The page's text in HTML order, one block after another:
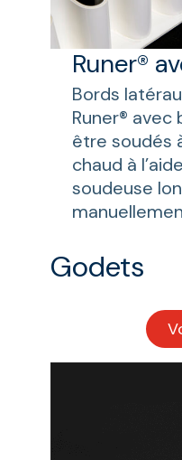
Runer®
Bords
Runer® avec
être soudés
chaud à
soudeuse
Godets